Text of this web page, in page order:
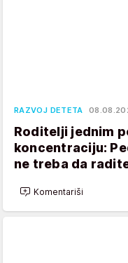
RAZVOJ DETETA
Roditelji jednim
koncentraciju:
ne treba da
Komentariši